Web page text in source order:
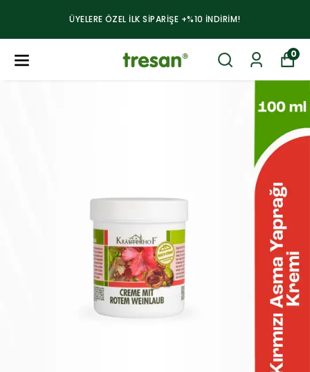
ÜYELERE ÖZEL ILK SİPARİŞE +%10 İNDİRİM!
0